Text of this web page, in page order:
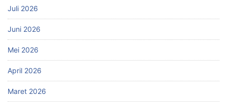
Juli 2026
Juni 2026
Mei 2026
April 2026
Maret 2026